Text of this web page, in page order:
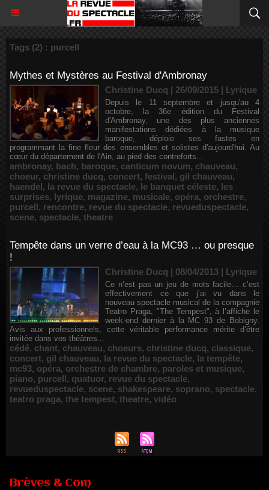
Tags (2) : purcell
Mythes et Mystères au Festival d'Ambronay
Christine Ducq | 26/09/2015 | Lyrique
Depuis le 11 septembre et jusqu'au 4
octobre, la 36e édition du Festival
d'Ambronay, une des plus anciennes
manifestations dédiées à la musique
baroque, déploie ses fastes en
programmant la fine fleur des ensembles et solistes d'aujourd'hui. Au
cœur du département de l'Ain, au pied des contreforts...
ambronay, bach, baroque, canticum novum, chauveau,
choeur, christine ducq, concert, festival, gil chauveau,
haendel, la revue du spectacle, le banquet céleste, les
surprises, lyrique, magazine, musicale, opéra, orchestre,
purcell, rencontre, revue du spectacle, revueduspectacle,
scene, spectacle, theatre
Tempête dans un verre d’eau à la MC93 … ou presque
!
Christine Ducq | 08/04/2013 | Lyrique
Ce n’est pas un jeu de mots facile… c’est
effectivement ce que j’ai vu dans le
nouveau spectacle musical de la compagnie
Teatro Praga, "The Tempest", à l’affiche le
week-end dernier à la MC 93 de Bobigny.
Avis aux professionnels, cette véritable performance mérite d’être
invitée dans vos théâtres...
cédé, chant, chauveau, choeurs, christine ducq, classique,
concert, gil chauveau, la revue du spectacle, la tempête,
mc93, opéra, orchestre de chambre, paroles et musique,
piano, purcell, quatuor, revue du spectacle,
revueduspectacle, scene, shakespeare, soprano, spectacle,
teatro praga, the tempest, theatre, vidéo
Brèves & Com